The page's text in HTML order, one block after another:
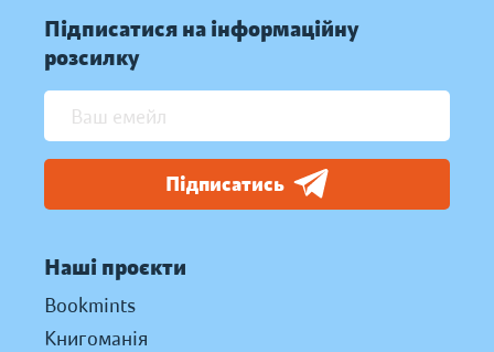
Підписатися на інформаційну
розсилку
Підписатись
Наші проєкти
Bookmints
Книгоманія